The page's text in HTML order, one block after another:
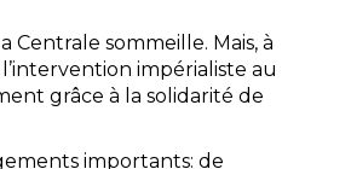
sommeille. Mais, à
l’intervention impérialiste au
grâce à la solidarité de
importants: de